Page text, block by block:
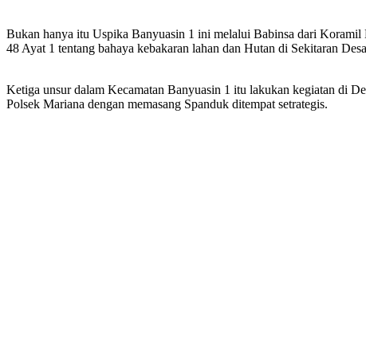
Bukan hanya itu Uspika Banyuasin 1 ini melalui Babinsa dari
48 Ayat 1 tentang bahaya kebakaran lahan dan Hutan di Sekitaran
Ketiga unsur dalam Kecamatan Banyuasin 1 itu lakukan kegiatan di
Polsek Mariana dengan memasang Spanduk ditempat setrategis.